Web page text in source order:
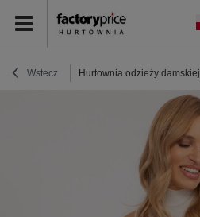
Wstecz Hurtownia odzieży damskiej